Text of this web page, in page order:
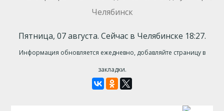
Пятница, 07 августа. Сейчас в Челябинске 18:27.
Информация обновляется ежедневно, добавляйте страницу в
закладки.